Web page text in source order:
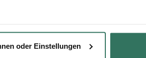
oder Einstellungen